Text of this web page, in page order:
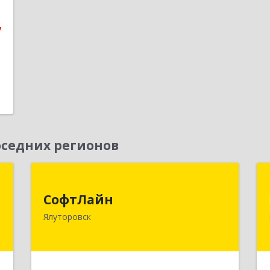
регионов
СофтЛайн
Ялуторовск
627010, Тюменская обл, Ялуторовский
р-н, Ялуторовск г, Ленина ул, дом №